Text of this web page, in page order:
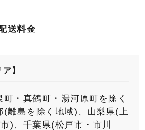
送料金
】
・真鶴町・湯河原町を除く
(離島を除く地域)、山梨県(上
)、千葉県(松戸市・市川